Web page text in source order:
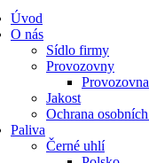
Úvod
O nás
Sídlo firmy
Provozovny
Jakost
Ochrana
Paliva
Černé uhlí